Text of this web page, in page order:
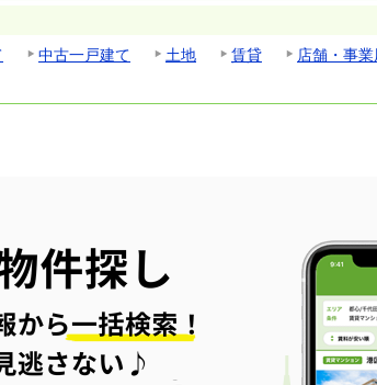
中古一戸建て 土地 賃貸
店舗・事業